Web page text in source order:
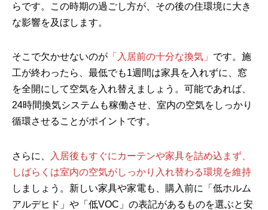
らです。この時期の過ごし方が、その後の住環境に大き
な影響を及ぼします。
そこで欠かせないのが 「入居前の十分な換気」 です。施
工が終わったら、最低でも1週間は家具を入れずに、窓
を全開にして空気を入れ替えましょう。可能であれば、
24時間換気システムも稼働させ、室内の空気をしっかり
循環させることがポイントです。
さらに、
入居後もすぐにカーテンや家具を詰め込まず、
しばらくは室内の空気がしっかり入れ替わる環境を維持
しましょう。新しい家具や家電も、購入前に「低ホルム
アルデヒド」や「低VOC」の表記があるものを選ぶと安